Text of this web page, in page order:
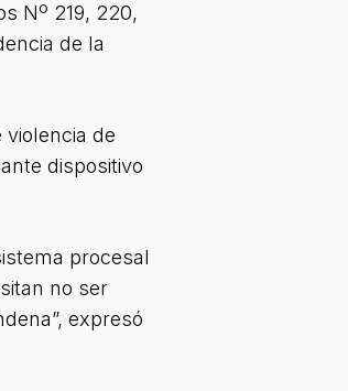
Nº 219, 220,
de la
de
dispositivo
procesal
no ser
expresó